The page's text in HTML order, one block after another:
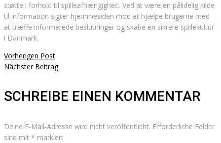
støtte i forhold til spilleafhængighed. Ved at være en pålidelig kilde
til information sigter hjemmesiden mod at hjælpe brugerne med
at træffe informerede beslutninger og skabe en sikrere spillekultur
i Danmark.
Vorherigen Post
Nächster Beitrag
SCHREIBE EINEN KOMMENTAR
Deine E-Mail-Adresse wird nicht veröffentlicht. Erforderliche Felder
sind mit * markiert